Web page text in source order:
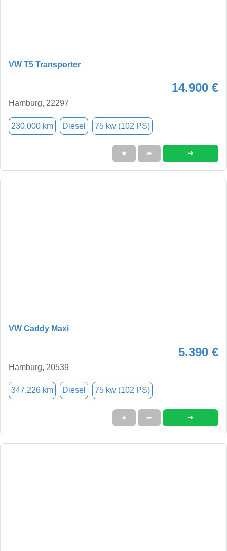
VW T5 Transporter
14.900 €
Hamburg, 22297
230.000 km Diesel 75 kw (102 PS)
★ ➦ ➜
VW Caddy Maxi
5.390 €
Hamburg, 20539
347.226 km Diesel 75 kw (102 PS)
★ ➦ ➜